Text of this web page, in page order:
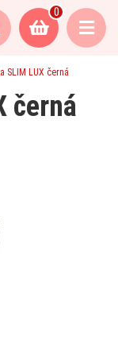
0
SLIM LUX černá
černá